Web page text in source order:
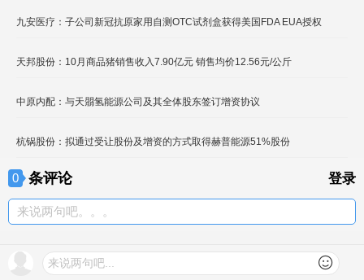
九安医疗：子公司新冠抗原家用自测OTC试剂盒获得美国FDA EUA授权
天邦股份：10月商品猪销售收入7.90亿元 销售均价12.56元/公斤
中原内配：与天朤氢能源公司及其全体股东签订增资协议
杭锅股份：拟通过受让股份及增资的方式取得赫普能源51%股份
0 条评论 登录
来说两句吧。。。
我来说两句
来说两句吧...